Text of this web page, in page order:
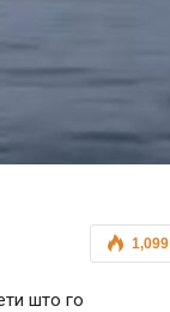
1,099
што го